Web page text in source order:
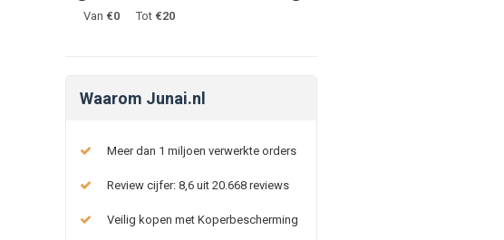
Van €0 Tot €20
Waarom Junai.nl
Meer dan 1 miljoen verwerkte orders
Review cijfer: 8,6 uit 20.668 reviews
Veilig kopen met Koperbescherming